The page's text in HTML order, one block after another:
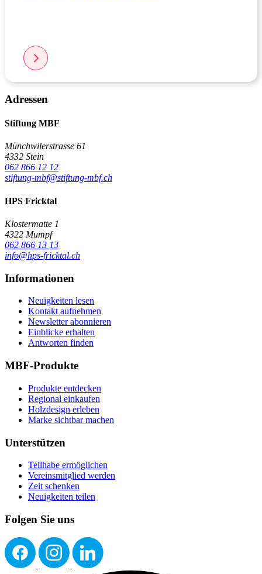
Adressen
Stiftung MBF
Münchwilerstrasse 61
4332 Stein
062 866 12 12
stiftung-mbf@stiftung-mbf.ch
HPS Fricktal
Klostermatte 1
4322 Mumpf
062 866 13 13
info@hps-fricktal.ch
Informationen
Neuigkeiten lesen
Kontakt aufnehmen
Newsletter abonnieren
Einblicke erhalten
Antworten finden
MBF-Produkte
Produkte entdecken
Regional einkaufen
Holzdesign erleben
Marke sichtbar machen
Unterstützen
Teilhabe ermöglichen
Vereinsmitglied werden
Zeit schenken
Neuigkeiten teilen
Folgen Sie uns